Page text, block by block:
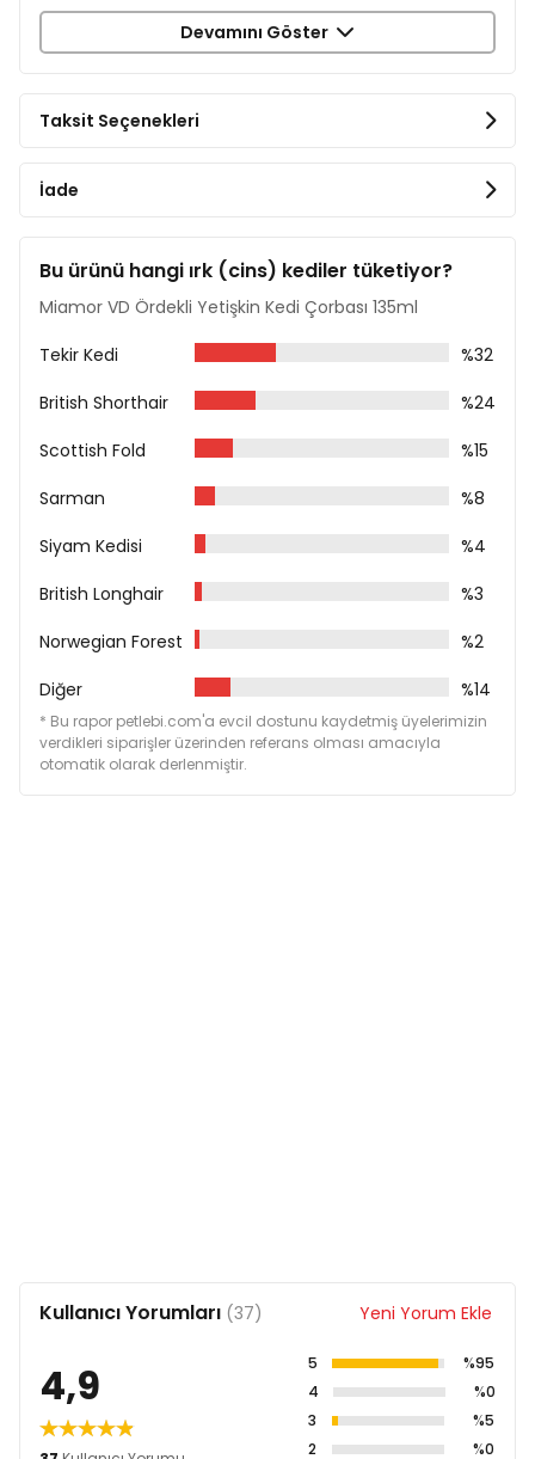
Ham Lif %0,2
Ham Yağ %0,7
Ham Kül %1,1
Kutu içeriği 2 günde, toplam 3-4 porsiyona bölünerek
tüketimi içindir. Serin ve kuru bir yerde saklayınız.
Devamını Göster
Taksit Seçenekleri
İade
Bu ürünü hangi ırk (cins) kediler tüketiyor?
Miamor VD Ördekli Yetişkin Kedi Çorbası 135ml
Tekir Kedi
%32
British Shorthair
%24
Scottish Fold
%15
Sarman
%8
Siyam Kedisi
%4
British Longhair
%3
Norwegian Forest
%2
Diğer
%14
* Bu rapor petlebi.com'a evcil dostunu kaydetmiş üyelerimizin
verdikleri siparişler üzerinden referans olması amacıyla
otomatik olarak derlenmiştir.
Kullanıcı Yorumları (37) Yeni Yorum Ekle
4,9 5
%95
4
%0
3
%5
2
%0